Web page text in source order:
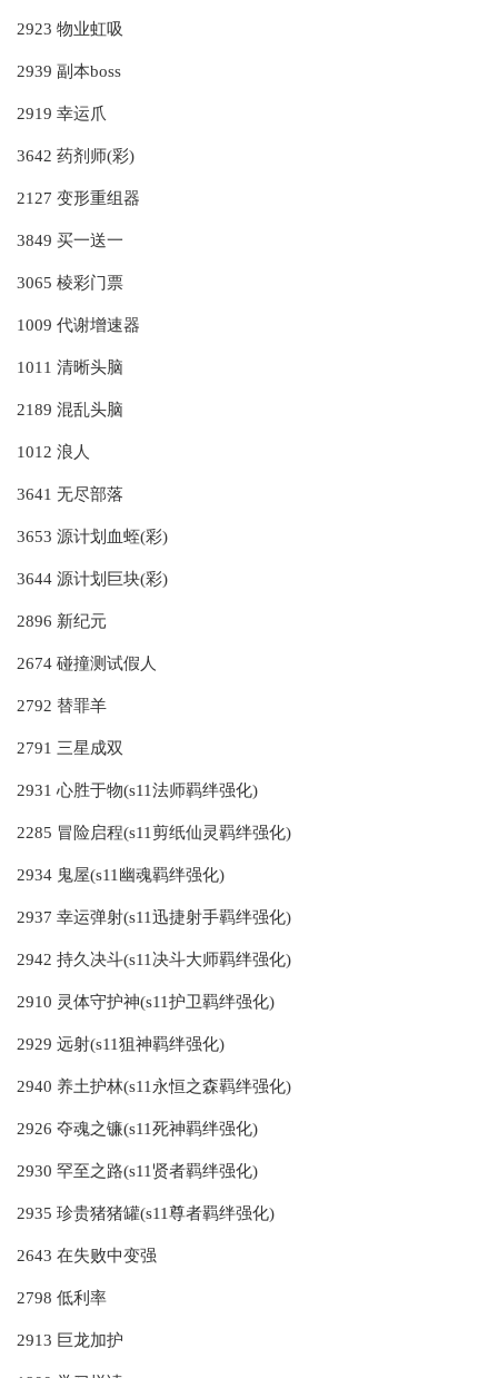
2923 物业虹吸
2939 副本boss
2919 幸运爪
3642 药剂师(彩)
2127 变形重组器
3849 买一送一
3065 棱彩门票
1009 代谢增速器
1011 清晰头脑
2189 混乱头脑
1012 浪人
3641 无尽部落
3653 源计划血蛭(彩)
3644 源计划巨块(彩)
2896 新纪元
2674 碰撞测试假人
2792 替罪羊
2791 三星成双
2931 心胜于物(s11法师羁绊强化)
2285 冒险启程(s11剪纸仙灵羁绊强化)
2934 鬼屋(s11幽魂羁绊强化)
2937 幸运弹射(s11迅捷射手羁绊强化)
2942 持久决斗(s11决斗大师羁绊强化)
2910 灵体守护神(s11护卫羁绊强化)
2929 远射(s11狙神羁绊强化)
2940 养土护林(s11永恒之森羁绊强化)
2926 夺魂之镰(s11死神羁绊强化)
2930 罕至之路(s11贤者羁绊强化)
2935 珍贵猪猪罐(s11尊者羁绊强化)
2643 在失败中变强
2798 低利率
2913 巨龙加护